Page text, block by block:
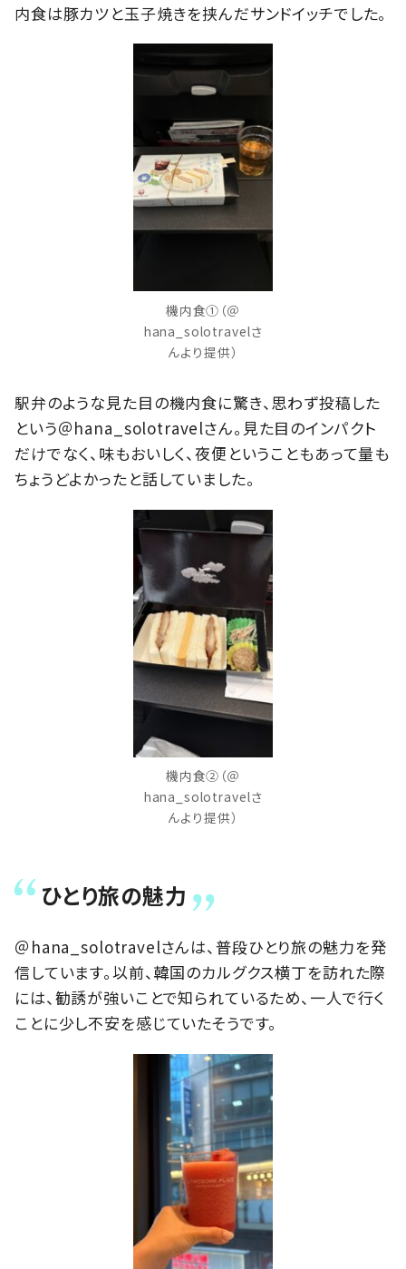
内食は豚カツと玉子焼きを挟んだサンドイッチでした。
機内食①（＠
hana_solotravelさ
んより提供）
駅弁のような見た目の機内食に驚き、思わず投稿した
という＠hana_solotravelさん。見た目のインパクト
だけでなく、味もおいしく、夜便ということもあって量も
ちょうどよかったと話していました。
機内食②（＠
hana_solotravelさ
んより提供）
ひとり旅の魅力
＠hana_solotravelさんは、普段ひとり旅の魅力を発
信しています。以前、韓国のカルグクス横丁を訪れた際
には、勧誘が強いことで知られているため、一人で行く
ことに少し不安を感じていたそうです。